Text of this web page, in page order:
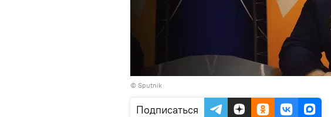
© Sputnik
Подписаться